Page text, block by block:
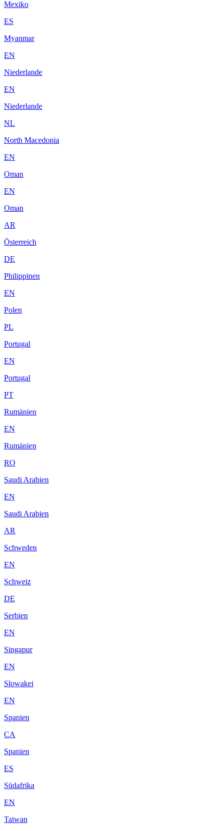
Mexiko
ES
Myanmar
EN
Niederlande
EN
Niederlande
NL
North Macedonia
EN
Oman
EN
Oman
AR
Österreich
DE
Philippinen
EN
Polen
PL
Portugal
EN
Portugal
PT
Rumänien
EN
Rumänien
RO
Saudi Arabien
EN
Saudi Arabien
AR
Schweden
EN
Schweiz
DE
Serbien
EN
Singapur
EN
Slowakei
EN
Spanien
CA
Spanien
ES
Südafrika
EN
Taiwan